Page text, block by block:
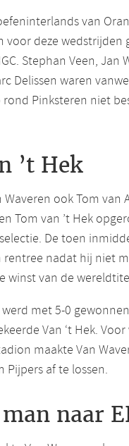
van
voor deze wedstrijden
Stephan Veen, Jan
Delissen waren
Pinksteren niet
’t Hek
ook Tom van
Tom van ’t Hek
De toen
nadat hij niet
winst van de
met 5-0
Van ‘t Hek.
maakte Van
af te lossen.
naar